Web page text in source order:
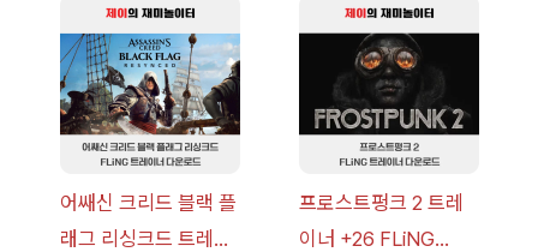
략 [복각] | 블루 아카
이브
v14.0+] 다운로드
어쌔신 크리드 블랙 플
래그 리싱크드 트레이
프로스트펑크 2 트레
이너 +26 FLiNG